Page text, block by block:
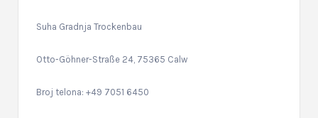
Suha Gradnja Trockenbau
Otto-Göhner-Straße 24, 75365 Calw
Broj telona: +49 7051 6450